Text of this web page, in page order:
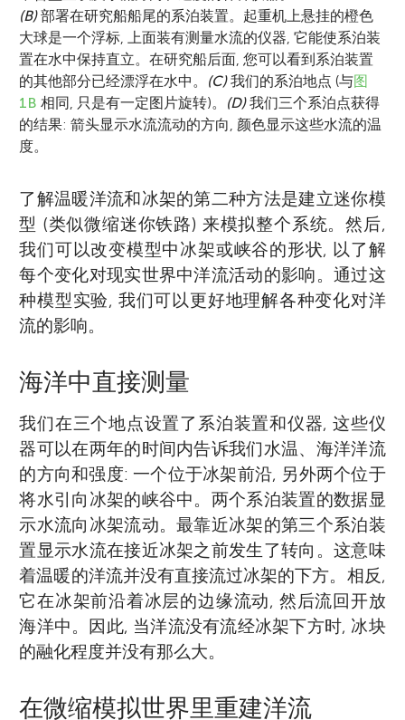
Mirjam S. Glessmer
(B)部署在研究船船尾的系泊装置。起重机上悬挂的橙色
大球是一个浮标, 上面装有测量水流的仪器, 它能使系泊装
置在水中保持直立。在研究船后面, 您可以看到系泊装置
的其他部分已经漂浮在水中。 (C)我们的系泊地点 (与图
1B 相同, 只是有一定图片旋转)。 (D)我们三个系泊点获得
的结果: 箭头显示水流流动的方向, 颜色显示这些水流的温
度。
了解温暖洋流和冰架的第二种方法是建立迷你模
型 (类似微缩迷你铁路) 来模拟整个系统。然后,
我们可以改变模型中冰架或峡谷的形状, 以了解
每个变化对现实世界中洋流活动的影响。通过这
种模型实验, 我们可以更好地理解各种变化对洋
流的影响。
海洋中直接测量
我们在三个地点设置了系泊装置和仪器, 这些仪
器可以在两年的时间内告诉我们水温、海洋洋流
的方向和强度: 一个位于冰架前沿, 另外两个位于
将水引向冰架的峡谷中。两个系泊装置的数据显
示水流向冰架流动。最靠近冰架的第三个系泊装
置显示水流在接近冰架之前发生了转向。这意味
着温暖的洋流并没有直接流过冰架的下方。相反,
它在冰架前沿着冰层的边缘流动, 然后流回开放
海洋中。因此, 当洋流没有流经冰架下方时, 冰块
的融化程度并没有那么大。
在微缩模拟世界里重建洋流